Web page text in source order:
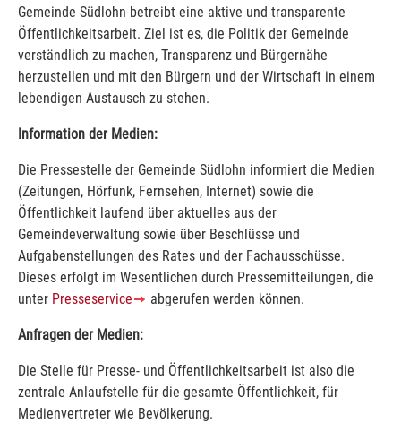
Gemeinde Südlohn betreibt eine aktive und transparente
Öffentlichkeitsarbeit. Ziel ist es, die Politik der Gemeinde
verständlich zu machen, Transparenz und Bürgernähe
herzustellen und mit den Bürgern und der Wirtschaft in einem
lebendigen Austausch zu stehen.
Information der Medien:
Die Pressestelle der Gemeinde Südlohn informiert die Medien
(Zeitungen, Hörfunk, Fernsehen, Internet) sowie die
Öffentlichkeit laufend über aktuelles aus der
Gemeindeverwaltung sowie über Beschlüsse und
Aufgabenstellungen des Rates und der Fachausschüsse.
Dieses erfolgt im Wesentlichen durch Pressemitteilungen, die
unter Presseservice abgerufen werden können.
Anfragen der Medien:
Die Stelle für Presse- und Öffentlichkeitsarbeit ist also die
zentrale Anlaufstelle für die gesamte Öffentlichkeit, für
Medienvertreter wie Bevölkerung.